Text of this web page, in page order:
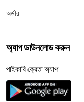
অর্ডার
অ্যাপ ডাউনলোড করুন
পাইকারি ক্রেতা অ্যাপ